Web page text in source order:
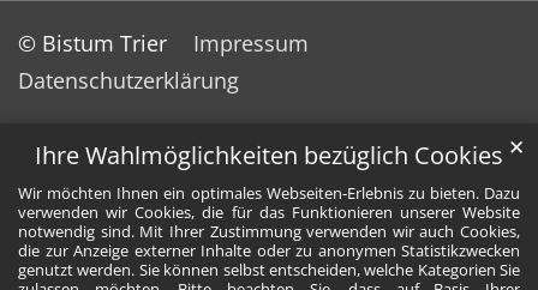
Ihre Wahlmöglichkeiten bezüglich Cookies
Wir möchten Ihnen ein optimales Webseiten-Erlebnis zu bieten. Dazu
verwenden wir Cookies, die für das Funktionieren unserer Website
notwendig sind. Mit Ihrer Zustimmung verwenden wir auch Cookies,
die zur Anzeige externer Inhalte oder zu anonymen Statistikzwecken
genutzt werden. Sie können selbst entscheiden, welche Kategorien Sie
✕
© Bistum Trier
Impressum
Datenschutzerklärung